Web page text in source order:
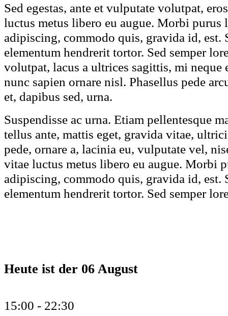
Sed egestas, ante et vulputate volutpat,
luctus metus libero eu augue. Morbi purus
adipiscing, commodo quis, gravida id, est.
elementum hendrerit tortor. Sed semper
volutpat, lacus a ultrices sagittis, mi
nunc sapien ornare nisl. Phasellus pede
et, dapibus sed, urna.
Suspendisse ac urna. Etiam pellentesque
tellus ante, mattis eget, gravida vitae,
pede, ornare a, lacinia eu, vulputate vel,
vitae luctus metus libero eu augue. Morbi
adipiscing, commodo quis, gravida id, est.
elementum hendrerit tortor. Sed semper
Heute ist der 06 August
15:00 - 22:30